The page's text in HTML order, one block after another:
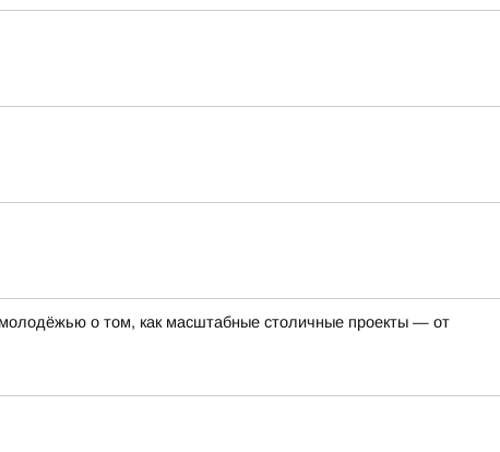
о том, как масштабные столичные проекты — от